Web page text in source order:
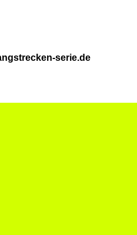
serie.de